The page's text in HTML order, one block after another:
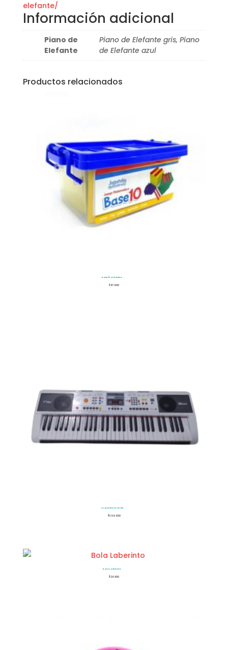
elefante/
Información adicional
Piano de
Elefante
Piano de Elefante gris, Piano
de Elefante azul
Productos relacionados
Base 10 Didactico
$67.900
Organeta Grande
$399.900
Bola Laberinto
$26.500